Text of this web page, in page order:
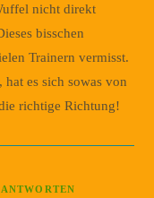
nicht direkt
bisschen
Trainern vermisst.
hat es sich sowas von
richtige Richtung!
ANTWORTEN